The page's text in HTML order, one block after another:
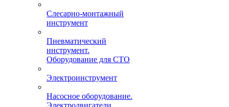
Слесарно-монтажный
инструмент
Пневматический
инструмент.
Оборудование для СТО
Электроинструмент
Насосное оборудование.
Электродвигатели